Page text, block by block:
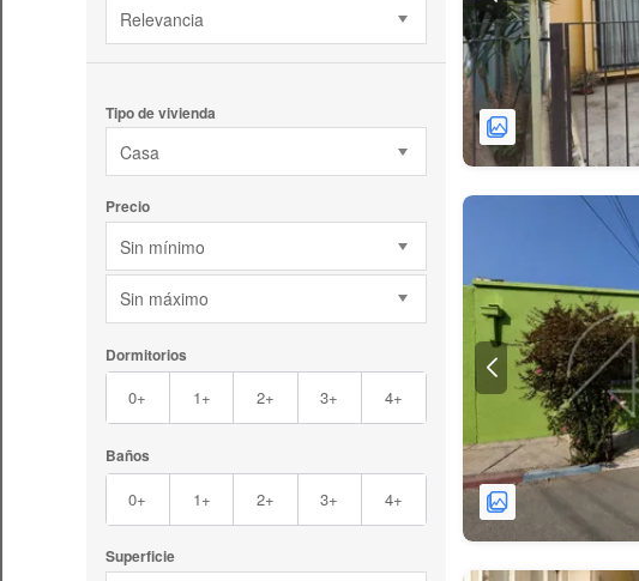
Relevancia
Tipo de vivienda
Casa
Precio
Sin mínimo
Sin máximo
Dormitorios
0+ 1+ 2+ 3+ 4+
Baños
0+ 1+ 2+ 3+ 4+
Superficie